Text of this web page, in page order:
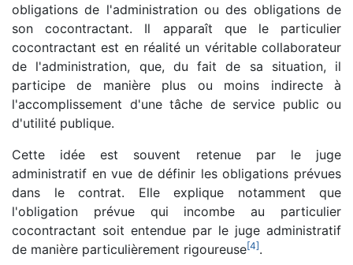
obligations de l'administration ou des obligations de
son cocontractant. Il apparaît que le particulier
cocontractant est en réalité un véritable collaborateur
de l'administration, que, du fait de sa situation, il
participe de manière plus ou moins indirecte à
l'accomplissement d'une tâche de service public ou
d'utilité publique.
Cette idée est souvent retenue par le juge
administratif en vue de définir les obligations prévues
dans le contrat. Elle explique notamment que
l'obligation prévue qui incombe au particulier
cocontractant soit entendue par le juge administratif
de manière particulièrement rigoureuse[4].